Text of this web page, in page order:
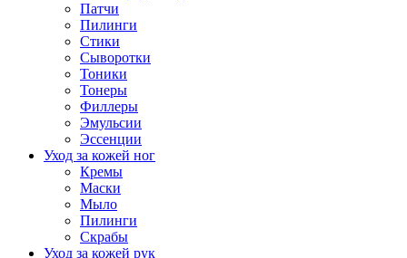
Патчи
Пилинги
Стики
Сыворотки
Тоники
Тонеры
Филлеры
Эмульсии
Эссенции
Уход за кожей ног
Кремы
Маски
Мыло
Пилинги
Скрабы
Уход за кожей рук